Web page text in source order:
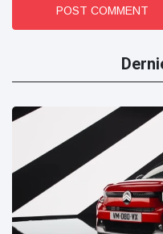
POST COMMENT